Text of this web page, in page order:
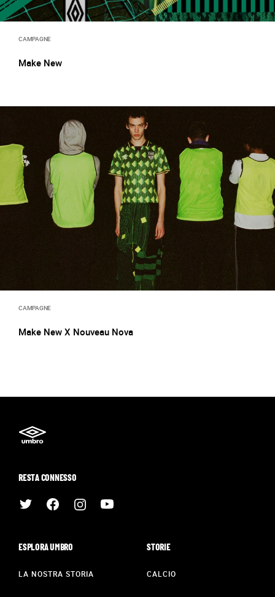
CAMPAGNE
Make New
CAMPAGNE
Make New X Nouveau Nova
RESTA CONNESSO
ESPLORA UMBRO
LA NOSTRA STORIA
STORIE
CALCIO